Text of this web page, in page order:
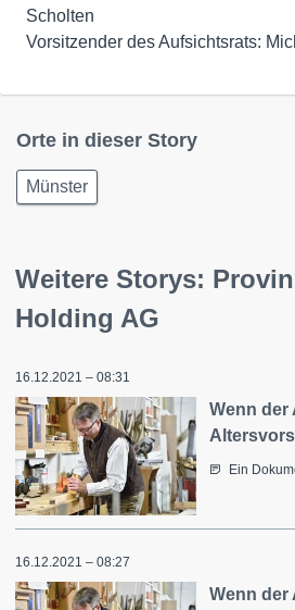
Scholten
Orte in dieser Story
Münster
Weitere Storys:
Holding AG
16.12.2021 – 08:31
Wenn der
Ein
16.12.2021 – 08:27
Wenn der